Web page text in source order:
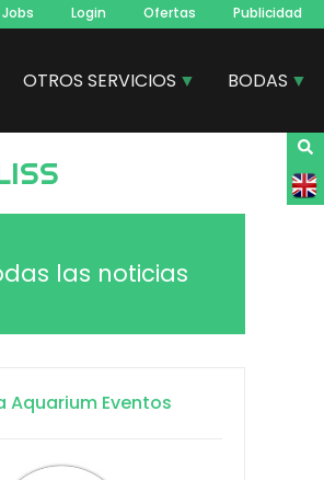
Jobs Login Ofertas Publicidad
OTROS SERVICIOS BODAS
las noticias
Aquarium Eventos